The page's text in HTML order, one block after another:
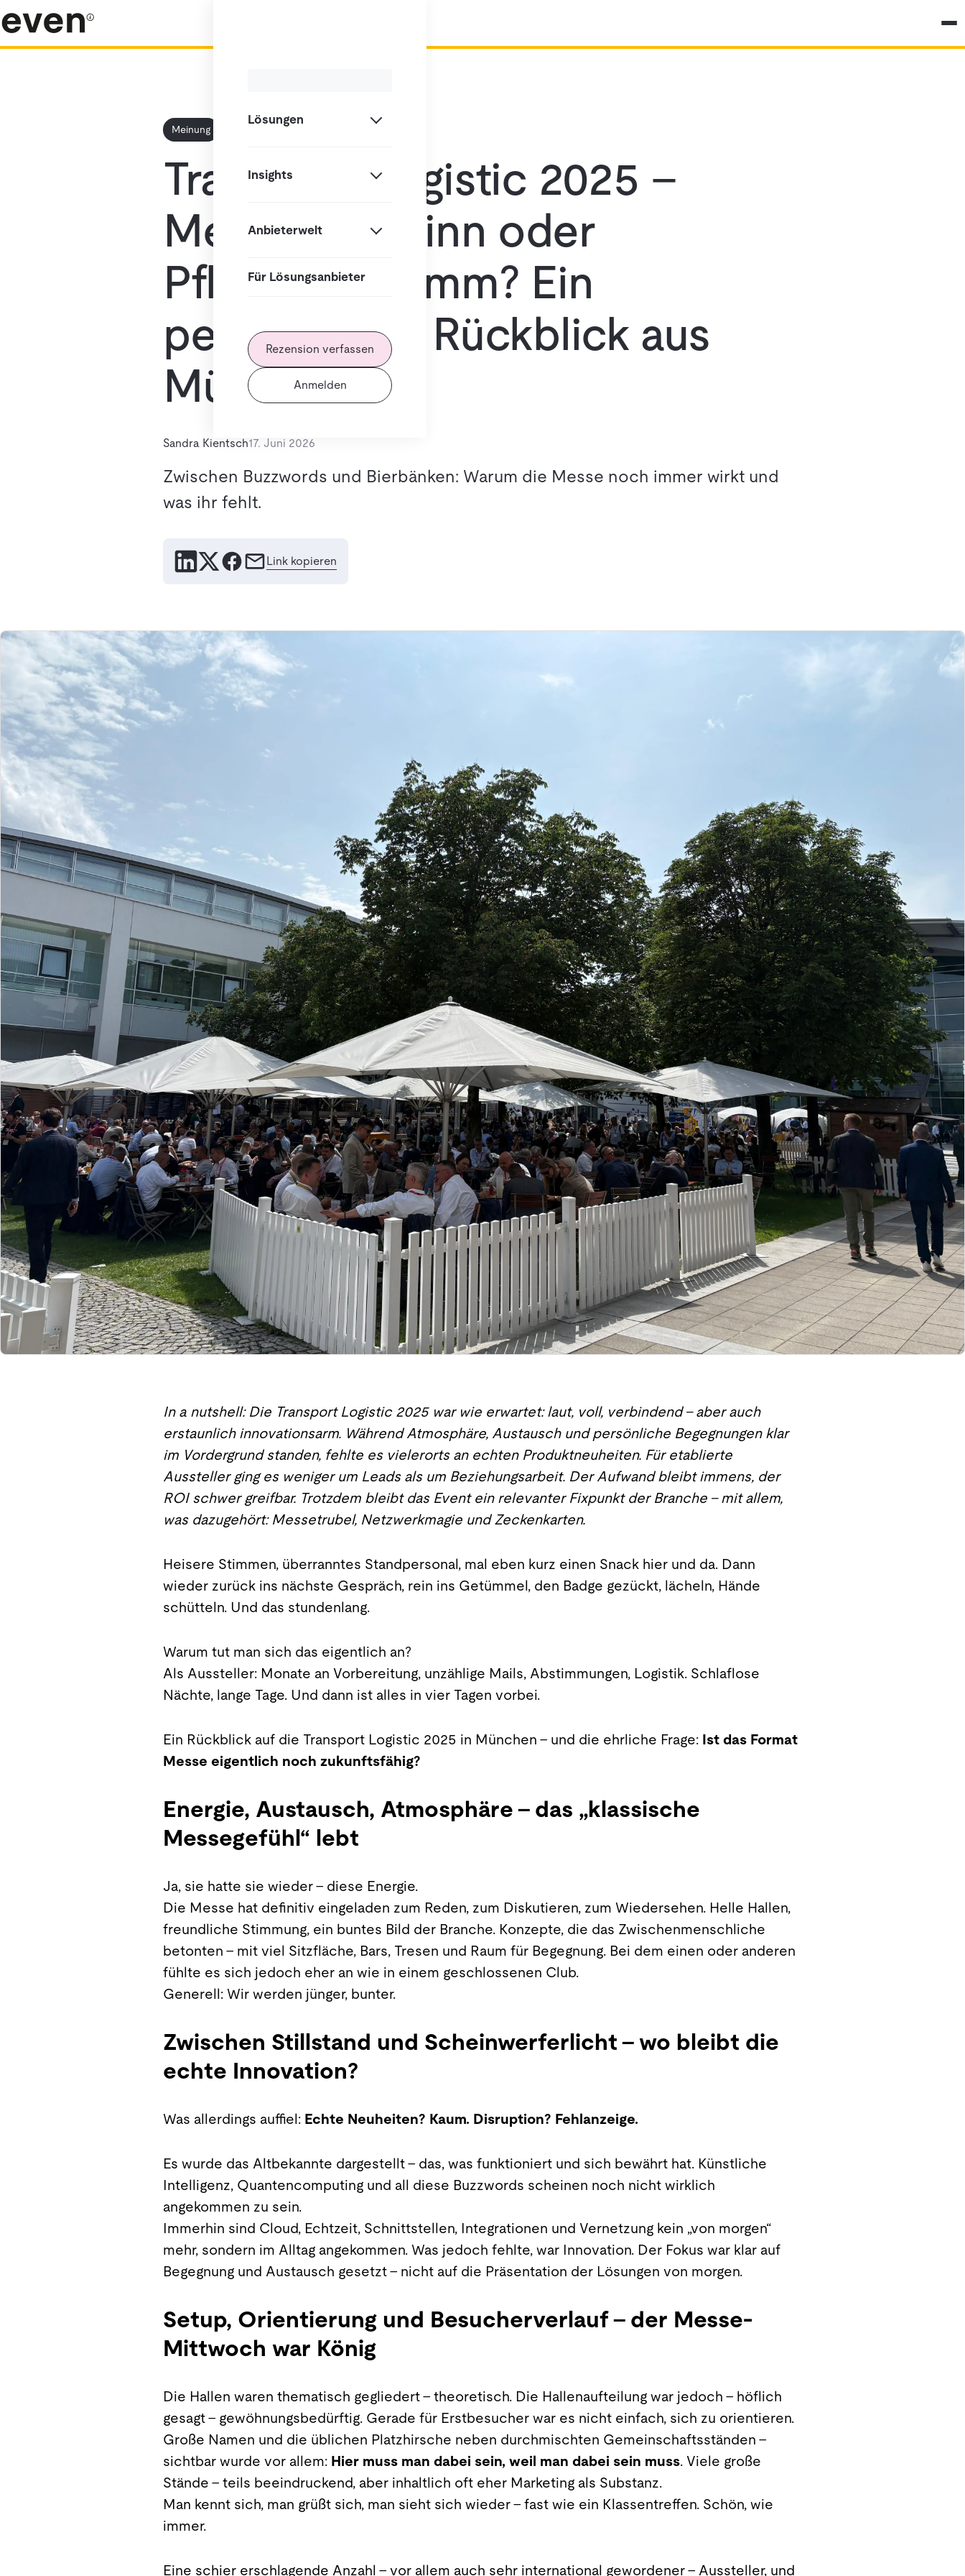
Lösungen
Insights
Anbieterwelt
Für Lösungsanbieter
Rezension verfassen
Anmelden
Meinung
Transport Logistic 2025 –
Messewahnsinn oder
Pflichtprogramm? Ein
persönlicher Rückblick aus
München
Sandra Kientsch17. Juni 2026
Zwischen Buzzwords und Bierbänken: Warum die Messe noch immer wirkt und
was ihr fehlt.
Link kopieren
In a nutshell: Die Transport Logistic 2025 war wie erwartet: laut, voll, verbindend – aber auch
erstaunlich innovationsarm. Während Atmosphäre, Austausch und persönliche Begegnungen klar
im Vordergrund standen, fehlte es vielerorts an echten Produktneuheiten. Für etablierte
Aussteller ging es weniger um Leads als um Beziehungsarbeit. Der Aufwand bleibt immens, der
ROI schwer greifbar. Trotzdem bleibt das Event ein relevanter Fixpunkt der Branche – mit allem,
was dazugehört: Messetrubel, Netzwerkmagie und Zeckenkarten.
Heisere Stimmen, überranntes Standpersonal, mal eben kurz einen Snack hier und da. Dann
wieder zurück ins nächste Gespräch, rein ins Getümmel, den Badge gezückt, lächeln, Hände
schütteln. Und das stundenlang.
Warum tut man sich das eigentlich an?
Als Aussteller: Monate an Vorbereitung, unzählige Mails, Abstimmungen, Logistik. Schlaflose
Nächte, lange Tage. Und dann ist alles in vier Tagen vorbei.
Ein Rückblick auf die Transport Logistic 2025 in München – und die ehrliche Frage: Ist das Format
Messe eigentlich noch zukunftsfähig?
Energie, Austausch, Atmosphäre – das „klassische
Messegefühl“ lebt
Ja, sie hatte sie wieder – diese Energie.
Die Messe hat definitiv eingeladen zum Reden, zum Diskutieren, zum Wiedersehen. Helle Hallen,
freundliche Stimmung, ein buntes Bild der Branche. Konzepte, die das Zwischenmenschliche
betonten – mit viel Sitzfläche, Bars, Tresen und Raum für Begegnung. Bei dem einen oder anderen
fühlte es sich jedoch eher an wie in einem geschlossenen Club.
Generell: Wir werden jünger, bunter.
Zwischen Stillstand und Scheinwerferlicht – wo bleibt die
echte Innovation?
Was allerdings auffiel: Echte Neuheiten? Kaum. Disruption? Fehlanzeige.
Es wurde das Altbekannte dargestellt – das, was funktioniert und sich bewährt hat. Künstliche
Intelligenz, Quantencomputing und all diese Buzzwords scheinen noch nicht wirklich
angekommen zu sein.
Immerhin sind Cloud, Echtzeit, Schnittstellen, Integrationen und Vernetzung kein „von morgen“
mehr, sondern im Alltag angekommen. Was jedoch fehlte, war Innovation. Der Fokus war klar auf
Begegnung und Austausch gesetzt – nicht auf die Präsentation der Lösungen von morgen.
Setup, Orientierung und Besucherverlauf – der Messe-
Mittwoch war König
Die Hallen waren thematisch gegliedert – theoretisch. Die Hallenaufteilung war jedoch – höflich
gesagt – gewöhnungsbedürftig. Gerade für Erstbesucher war es nicht einfach, sich zu orientieren.
Große Namen und die üblichen Platzhirsche neben durchmischten Gemeinschaftsständen –
sichtbar wurde vor allem: Hier muss man dabei sein, weil man dabei sein muss. Viele große
Stände – teils beeindruckend, aber inhaltlich oft eher Marketing als Substanz.
Man kennt sich, man grüßt sich, man sieht sich wieder – fast wie ein Klassentreffen. Schön, wie
immer.
Eine schier erschlagende Anzahl – vor allem auch sehr international gewordener – Aussteller, und